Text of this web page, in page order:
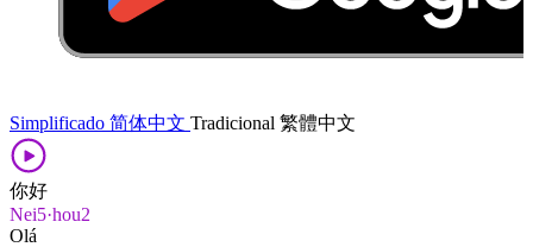
Simplificado 简体中文 Tradicional 繁體中文
你好
Nei5·hou2
Olá